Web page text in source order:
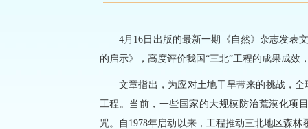
4月16日出版的最新一期《自然》杂志发表
的启示》，高度评价我国“三北”工程的成果成
文章指出，为应对土地干旱带来的挑战，
工程。当前，一些国家的大规模防治荒漠化项
咒。自1978年启动以来，工程推动三北地区森